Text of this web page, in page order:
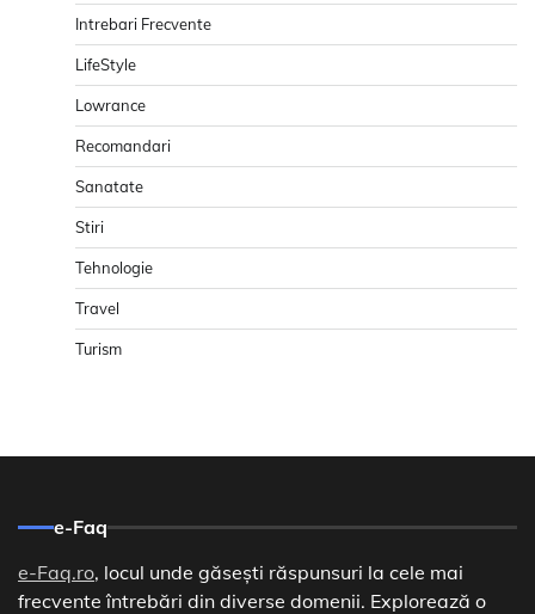
Intrebari Frecvente
LifeStyle
Lowrance
Recomandari
Sanatate
Stiri
Tehnologie
Travel
Turism
e-Faq
e-Faq.ro, locul unde găsești răspunsuri la cele mai
frecvente întrebări din diverse domenii. Explorează o